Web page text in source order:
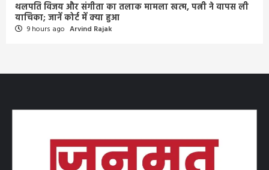
थलपति विजय और संगीता का तलाक मामला खत्म, पत्नी ने वापस ली
याचिका; जानें कोर्ट में क्या हुआ
9 hours ago Arvind Rajak